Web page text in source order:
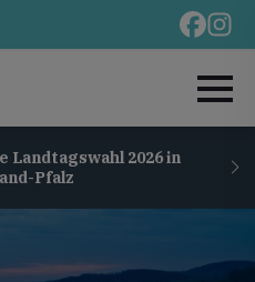
2026 in
Pfalz